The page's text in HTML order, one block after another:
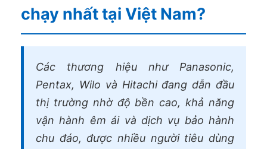
chạy nhất tại Việt Nam?
Các thương hiệu như Panasonic,
Pentax, Wilo và Hitachi đang dẫn đầu
thị trường nhờ độ bền cao, khả năng
vận hành êm ái và dịch vụ bảo hành
chu đáo, được nhiều người tiêu dùng